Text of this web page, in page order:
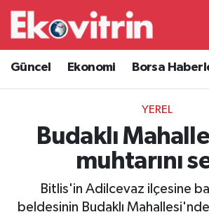
Güncel Ekonomi Borsa
YEREL
Budaklı
muhtarını
Bitlis'in Adilcevaz ilçesine
beldesinin Budaklı
Güncel
Ekonomi
Borsa Haberleri
İş Dünyası
Lojistik
Hava Durumu
Trafik Durumu
Süper Lig Puan Durumu ve
Tüm Manşetler
Son Dakika Haberleri